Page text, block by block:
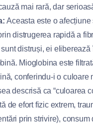
mai rară, dar
Aceasta este o afecțiune
distrugerea rapidă a
distruși, ei eliberează
Mioglobina este
conferindu-i o culoare
descrisă ca “culoarea
de efort fizic extrem,
prin strivire), consum